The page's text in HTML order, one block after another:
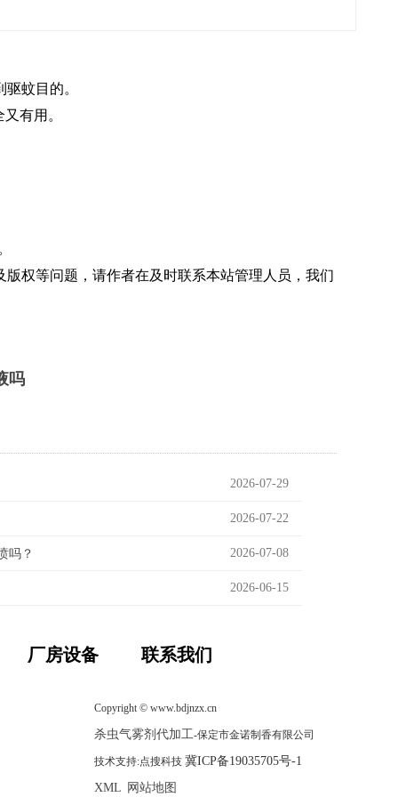
蚊目的。‌
有用。
权等问题，请作者在及时联系本站管理人员，我们
吗
2026-07-29
2026-07-22
吗？ 2026-07-08
2026-06-15
厂房设备 联系我们
Copyright © www.bdjnzx.cn
杀虫气雾剂代加工-保定市金诺制香有限公司
技术支持:点搜科技 冀ICP备19035705号-1
XML 网站地图